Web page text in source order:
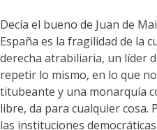
Decía el bueno de Juan de
España es la fragilidad de la
derecha atrabiliaria, un líder
repetir lo mismo, en lo que
titubeante y una monarquía
libre, da para cualquier cosa.
las instituciones